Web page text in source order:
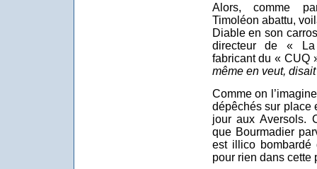
Alors, comme
Timoléon abattu,
Diable en son
directeur de « La
fabricant du « CUQ
même en veut, disait
Comme on
dépêchés sur place
jour aux Aversols.
que Bourmadier
est illico bombardé
pour rien dans cette